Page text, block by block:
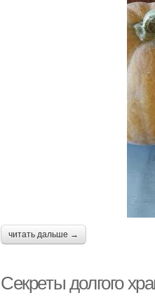
читать дальше →
Секреты долгого